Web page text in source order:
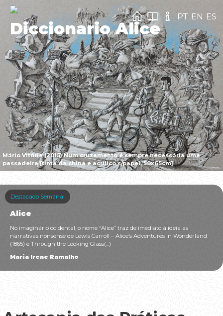
Mário Vitória (2015) Num cruzamento é sempre necessária uma
passadeira [tinta da china e acrílico s/papel, 50x65cm]
Diccionario Alice
PT EN ES
Destacado Semanal
Alice
No imaginário ocidental, o nome “Alice” traz de imediato à ideia as
narrativas nonsense de Lewis Carroll – Alice’s Adventures in Wonderland
(1865) e Through the Looking Glass(...)
Maria Irene Ramalho